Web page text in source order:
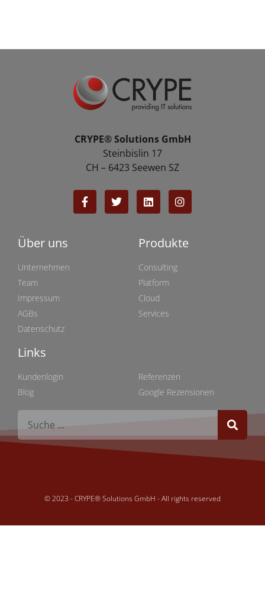
CRYPE® Solutions GmbH
Steinbislin 17
CH – 6423 Seewen SZ
Über uns
Unternehmen
Team
Impressum
AGBs
Datenschutz
Produkte
Consulting
Platform
Cloud
Services
Links
Kundenlogin
Blog
Referenzen
Google Rezensionen
© 2023 - CRYPE® Solutions GmbH - All rights reserved